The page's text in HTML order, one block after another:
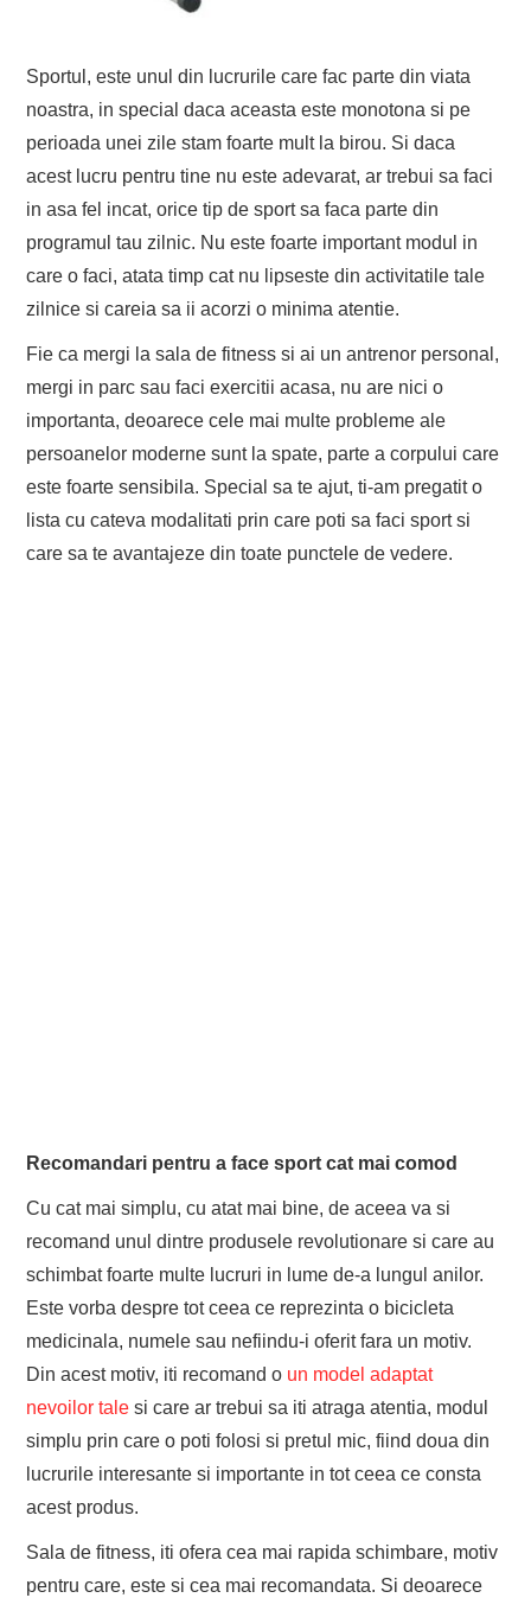
Sportul, este unul din lucrurile care fac parte din viata
noastra, in special daca aceasta este monotona si pe
perioada unei zile stam foarte mult la birou. Si daca
acest lucru pentru tine nu este adevarat, ar trebui sa faci
in asa fel incat, orice tip de sport sa faca parte din
programul tau zilnic. Nu este foarte important modul in
care o faci, atata timp cat nu lipseste din activitatile tale
zilnice si careia sa ii acorzi o minima atentie.
Fie ca mergi la sala de fitness si ai un antrenor personal,
mergi in parc sau faci exercitii acasa, nu are nici o
importanta, deoarece cele mai multe probleme ale
persoanelor moderne sunt la spate, parte a corpului care
este foarte sensibila. Special sa te ajut, ti-am pregatit o
lista cu cateva modalitati prin care poti sa faci sport si
care sa te avantajeze din toate punctele de vedere.
Recomandari pentru a face sport cat mai comod
Cu cat mai simplu, cu atat mai bine, de aceea va si
recomand unul dintre produsele revolutionare si care au
schimbat foarte multe lucruri in lume de-a lungul anilor.
Este vorba despre tot ceea ce reprezinta o bicicleta
medicinala, numele sau nefiindu-i oferit fara un motiv.
Din acest motiv, iti recomand o un model adaptat
nevoilor tale si care ar trebui sa iti atraga atentia, modul
simplu prin care o poti folosi si pretul mic, fiind doua din
lucrurile interesante si importante in tot ceea ce consta
acest produs.
Sala de fitness, iti ofera cea mai rapida schimbare, motiv
pentru care, este si cea mai recomandata. Si deoarece